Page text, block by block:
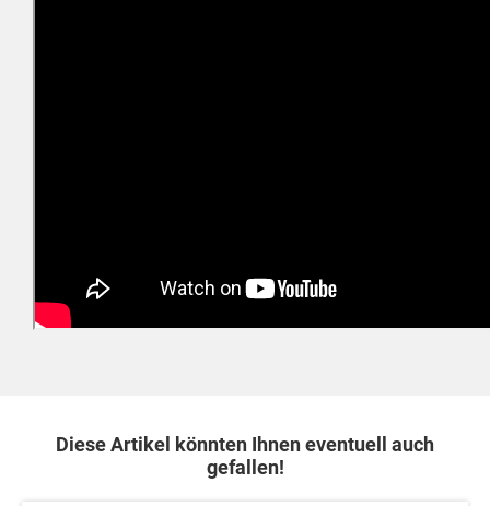
Diese Artikel könnten Ihnen eventuell auch
gefallen!